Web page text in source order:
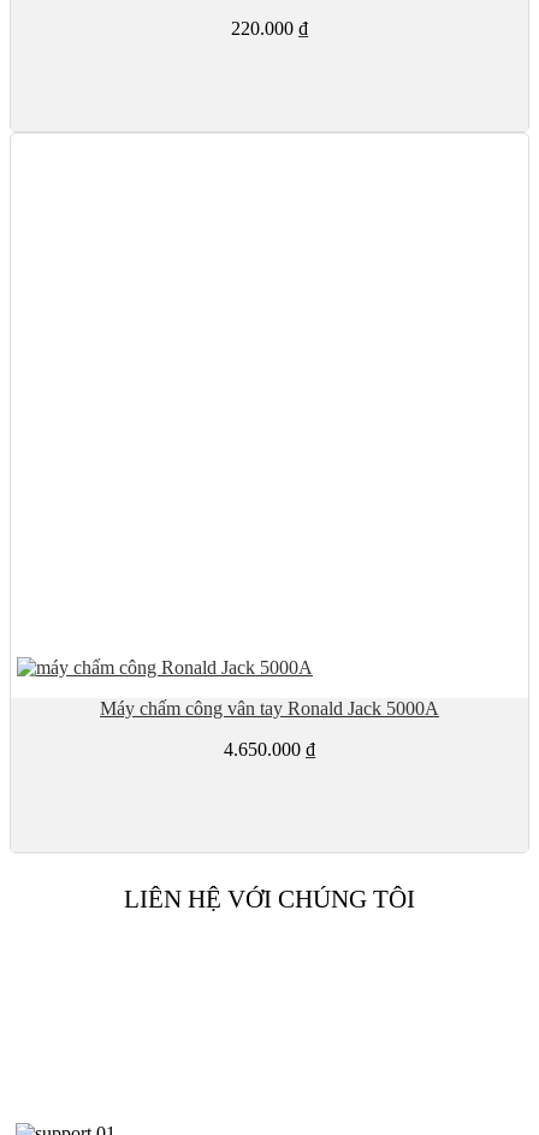
220.000 ₫
Máy chấm công vân tay Ronald Jack 5000A
4.650.000 ₫
LIÊN HỆ VỚI CHÚNG TÔI